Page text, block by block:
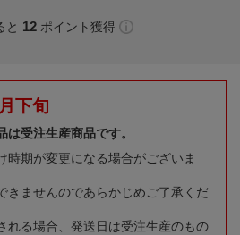
と 12 ポイント獲得
下旬
は受注生産商品です。
時期が変更になる場合がございま
きませんのであらかじめご了承くだ
れる場合、発送日は受注生産のもの